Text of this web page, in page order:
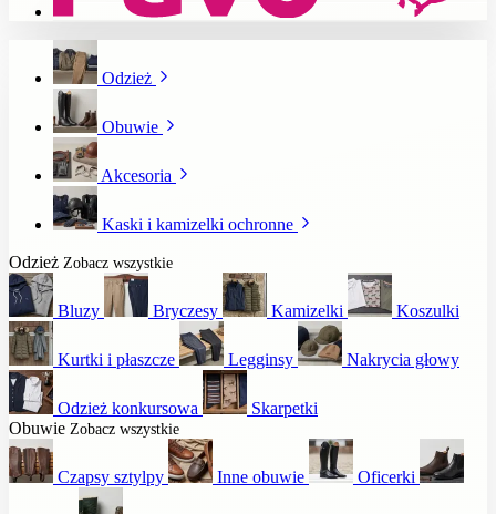
Odzież
Obuwie
Akcesoria
Kaski i kamizelki ochronne
Odzież Zobacz wszystkie
Bluzy Bryczesy Kamizelki Koszulki
Kurtki i płaszcze Legginsy Nakrycia głowy
Odzież konkursowa
Skarpetki
Obuwie Zobacz wszystkie
Czapsy sztylpy Inne obuwie Oficerki